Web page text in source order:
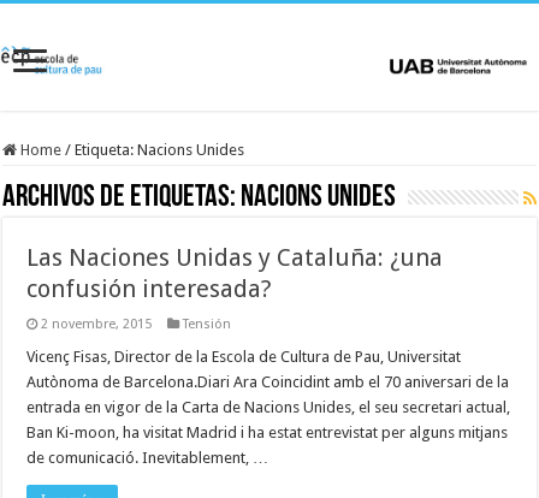
Home / Etiqueta:Nacions Unides
Archivos de etiquetas: Nacions Unides
Las Naciones Unidas y Cataluña: ¿una
confusión interesada?
2 novembre, 2015 Tensión
Vicenç Fisas, Director de la Escola de Cultura de Pau, Universitat
Autònoma de Barcelona.Diari Ara Coincidint amb el 70 aniversari de la
entrada en vigor de la Carta de Nacions Unides, el seu secretari actual,
Ban Ki-moon, ha visitat Madrid i ha estat entrevistat per alguns mitjans
de comunicació. Inevitablement, …